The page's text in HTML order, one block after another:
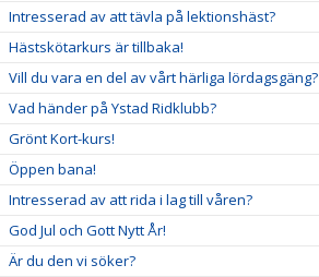
Intresserad av att tävla på lektionshäst?
Hästskötarkurs är tillbaka!
Vill du vara en del av vårt härliga lördagsgäng?
Vad händer på Ystad Ridklubb?
Grönt Kort-kurs!
Öppen bana!
Intresserad av att rida i lag till våren?
God Jul och Gott Nytt År!
Är du den vi söker?